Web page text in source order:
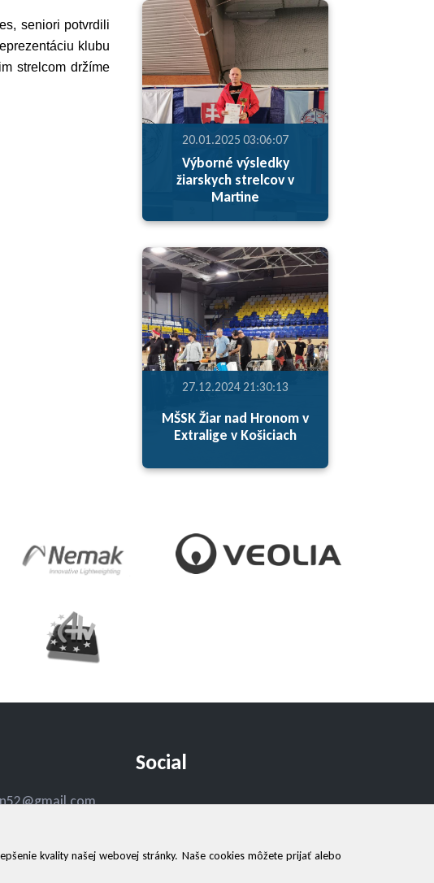
seniori potvrdili
klubu
strelcom držíme
20.01.2025 03:06:07
Výborné výsledky
žiarskych strelcov v
Martine
27.12.2024 21:30:13
MŠSK Žiar nad Hronom v
Extralige v Košiciach
kvality našej webovej stránky. Naše cookies môžete prijať alebo
Social